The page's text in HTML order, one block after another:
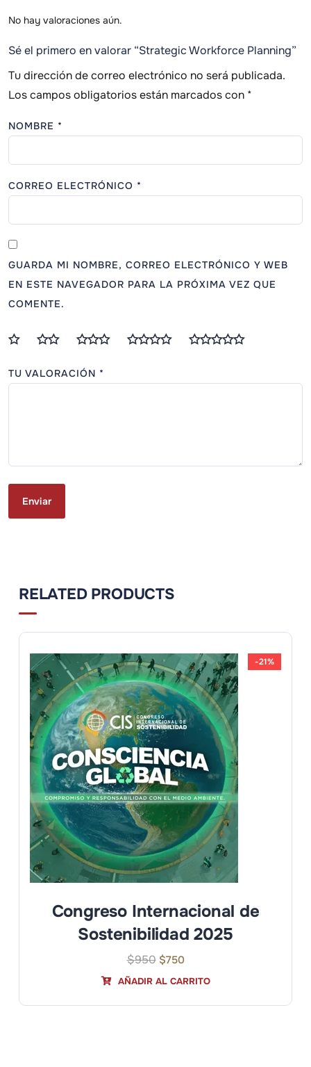
No hay valoraciones aún.
Sé el primero en valorar “Strategic Workforce Planning”
Tu dirección de correo electrónico no será publicada.
Los campos obligatorios están marcados con *
NOMBRE *
CORREO ELECTRÓNICO *
GUARDA MI NOMBRE, CORREO ELECTRÓNICO Y WEB
EN ESTE NAVEGADOR PARA LA PRÓXIMA VEZ QUE
COMENTE.
TU VALORACIÓN *
RELATED PRODUCTS
-21%
Congreso Internacional de
Sostenibilidad 2025
$950 $750
AÑADIR AL CARRITO